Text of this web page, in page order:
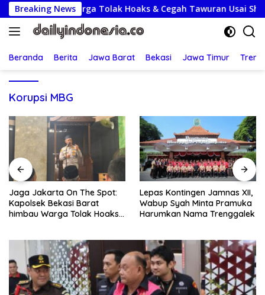
Langsung
ke
konten
Breaking News
Warga Tolak Hoaks & Cegah Tawuran Usai Sholat
Beranda Berita Jawa Barat Bekasi Jawa Timur
Korupsi MBG
Lepas Kontingen Jamnas XII,
Wabup Syah Minta Pramuka
Harumkan Nama Trenggalek
Usai Sempat Dikabarkan
Tertahan, Ijazah Dua Santri
Kembali ke Orang Tua